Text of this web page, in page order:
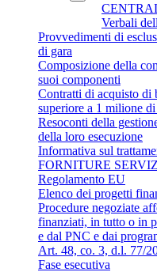
Verbali
Provvedimenti di
di gara
Composizione della
suoi componenti
Contratti di acquisto di
superiore a 1 milione
Resoconti della
della loro esecuzione
Informativa sul
FORNITURE
Regolamento EU
Elenco dei progetti
Procedure negoziate
finanziati, in tutto o in
e dal PNC e dai
Art. 48, co. 3, d.l. 77/
Fase esecutiva